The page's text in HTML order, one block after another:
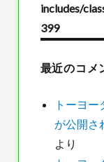
includes/
399
最近のコメ
トーヨ
が公開さ
より